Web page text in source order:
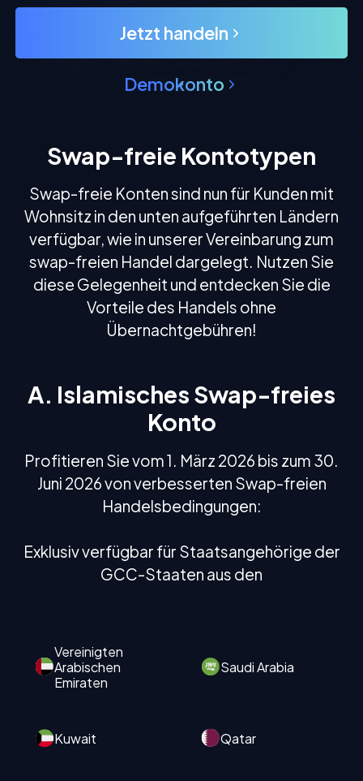
Jetzt handeln
Demokonto
Swap-freie Kontotypen
Swap-freie Konten sind nun für Kunden mit
Wohnsitz in den unten aufgeführten Ländern
verfügbar, wie in unserer Vereinbarung zum
swap-freien Handel dargelegt. Nutzen Sie
diese Gelegenheit und entdecken Sie die
Vorteile des Handels ohne
Übernachtgebühren!
A. Islamisches Swap-freies
Konto
Profitieren Sie vom 1. März 2026 bis zum 30.
Juni 2026 von verbesserten Swap-freien
Handelsbedingungen:
Exklusiv verfügbar für Staatsangehörige der
GCC-Staaten aus den
Vereinigten
Arabischen
Emiraten
Saudi Arabia
Kuwait Qatar